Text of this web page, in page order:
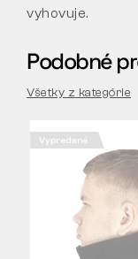
vyhovuje.
Podobné
Všetky z kategórie
Vypredané